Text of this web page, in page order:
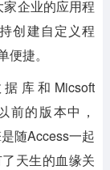
企业的应用程
创建自定义程
捷。
库和Micsoft
前的版本中，
随Access一起
天生的血缘关